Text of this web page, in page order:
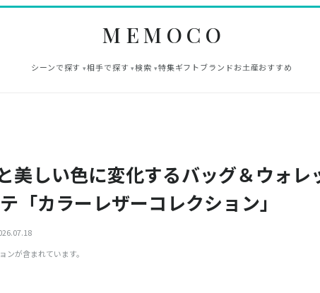
MEMOCO
シーンで探す 相手で探す 検索 特集ギフトブランドお土産おすすめ
美しい色に変化するバッグ＆ウォレ
「カラーレザーコレクション」
ンが含まれています。